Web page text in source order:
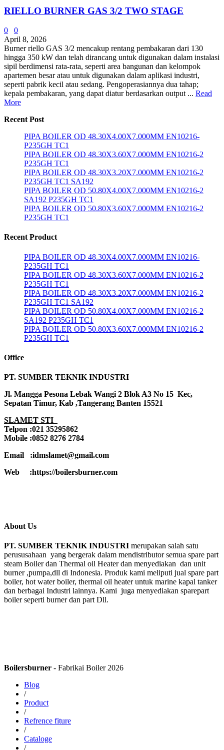
RIELLO BURNER GAS 3/2 TWO STAGE
0
0
April 8, 2026
Burner riello GAS 3/2 mencakup rentang pembakaran dari 130
hingga 350 kW dan telah dirancang untuk digunakan dalam instalasi
sipil berdimensi rata-rata, seperti area bangunan dan kelompok
apartemen besar atau untuk digunakan dalam aplikasi industri,
seperti pabrik kecil atau sedang. Pengoperasiannya dua tahap;
kepala pembakaran, yang dapat diatur berdasarkan output ... Read
More
Recent Post
PIPA BOILER OD 48.30X4.00X7.000MM EN10216-
P235GH TC1
PIPA BOILER OD 48.30X3.60X7.000MM EN10216-2
P235GH TC1
PIPA BOILER OD 48.30X3.20X7.000MM EN10216-2
P235GH TC1 SA192
PIPA BOILER OD 50.80X4.00X7.000MM EN10216-2
SA192 P235GH TC1
PIPA BOILER OD 50.80X3.60X7.000MM EN10216-2
P235GH TC1
Recent Product
PIPA BOILER OD 48.30X4.00X7.000MM EN10216-
P235GH TC1
PIPA BOILER OD 48.30X3.60X7.000MM EN10216-2
P235GH TC1
PIPA BOILER OD 48.30X3.20X7.000MM EN10216-2
P235GH TC1 SA192
PIPA BOILER OD 50.80X4.00X7.000MM EN10216-2
SA192 P235GH TC1
PIPA BOILER OD 50.80X3.60X7.000MM EN10216-2
P235GH TC1
Office
PT. SUMBER TEKNIK INDUSTRI
Jl. Mangga Pesona Lebak Wangi 2 Blok A3 No 15 Kec,
Sepatan Timur, Kab ,Tangerang Banten 15521
SLAMET STI
Telpon :021 35295862
Mobile :0852 8276 2784
Email :idmslamet@gmail.com
Web :https://boilersburner.com
About Us
PT. SUMBER TEKNIK INDUSTRI merupakan salah satu
perususahaan yang bergerak dalam mendistributor semua spare part
steam Boiler dan Thermal oil Heater dan menyediakan dan unit
burner ,pumpa,dll di Indonesia. Produk kami meliputi jual spare part
boiler, hot water boiler, thermal oil heater untuk marine kapal tanker
dan berbagai Industri lainnya. Kami juga menyediakan sparepart
boiler seperti burner dan part Dll.
Boilersburner - Fabrikai Boiler 2026
Blog
/
Product
/
Refrence fiture
/
Cataloge
/